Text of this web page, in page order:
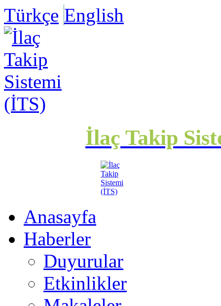
Türkçe English
İlaç Takip
Anasayfa
Haberler
Duyurular
Etkinlikler